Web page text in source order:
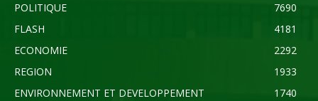
POLITIQUE
7690
FLASH
4181
ECONOMIE
2292
REGION
1933
ENVIRONNEMENT ET DEVELOPPEMENT
1740